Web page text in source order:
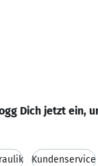
Dich jetzt ein,
Kundenservice